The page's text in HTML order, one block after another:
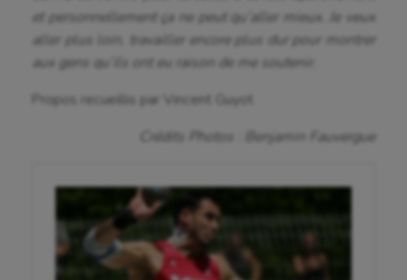
et personnellement ça ne peut qu’aller mieux. Je veux
aller plus loin, travailler encore plus dur pour montrer
aux gens qu’ils ont eu raison de me soutenir.
Propos recueillis par Vincent Guyot
Crédits Photos : Benjamin Fauvergue